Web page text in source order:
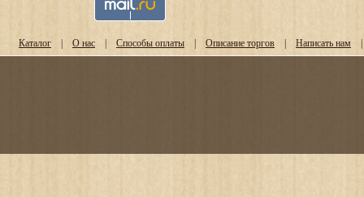
Каталог | О нас | Способы оплаты | Описание торгов | Написать нам |